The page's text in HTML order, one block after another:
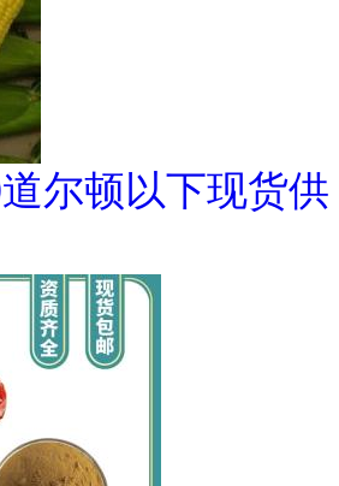
尔顿以下现货供